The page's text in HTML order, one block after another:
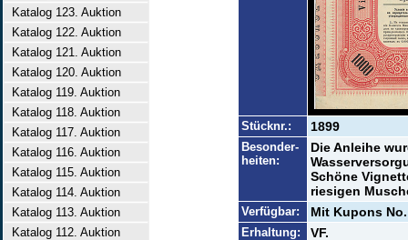
Katalog 123. Auktion
Katalog 122. Auktion
Katalog 121. Auktion
Katalog 120. Auktion
Katalog 119. Auktion
Katalog 118. Auktion
Katalog 117. Auktion
Katalog 116. Auktion
Katalog 115. Auktion
Katalog 114. Auktion
Katalog 113. Auktion
Katalog 112. Auktion
Stücknr.: 1899
Besonder-
heiten:
Die Anleihe
Schöne
riesigen
Verfügbar: Mit Kupons
Erhaltung: VF.